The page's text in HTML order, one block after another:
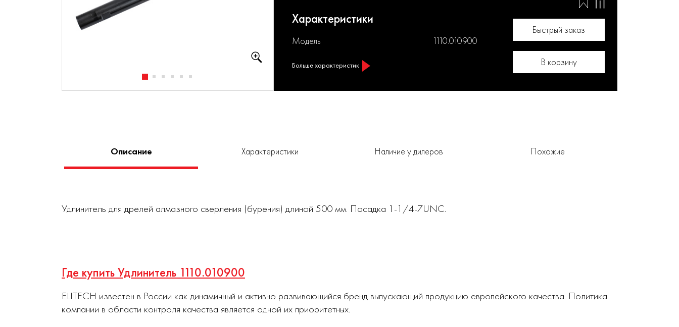
Характеристики
Модель 1110.010900
Больше характеристик
Быстрый заказ
В корзину
Описание Характеристики Наличие у дилеров Похожие
Удлинитель для дрелей алмазного сверления (бурения) длиной 500 мм. Посадка 1-1/4-7UNC.
Где купить Удлинитель 1110.010900
ELITECH известен в России как динамичный и активно развивающийся бренд выпускающий продукцию европейского качества. Политика
компании в области контроля качества является одной их приоритетных.